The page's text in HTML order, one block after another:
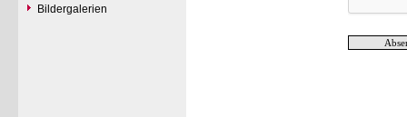
Bildergalerien